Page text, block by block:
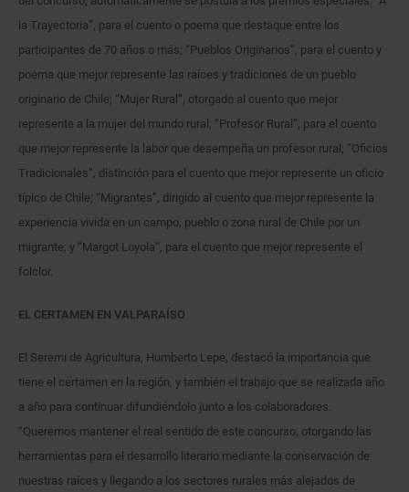
la Trayectoria”, para el cuento o poema que destaque entre los
participantes de 70 años o más; “Pueblos Originarios”, para el cuento y
poema que mejor represente las raíces y tradiciones de un pueblo
originario de Chile; “Mujer Rural”, otorgado al cuento que mejor
represente a la mujer del mundo rural; “Profesor Rural”, para el cuento
que mejor represente la labor que desempeña un profesor rural; “Oficios
Tradicionales”, distinción para el cuento que mejor represente un oficio
típico de Chile; “Migrantes”, dirigido al cuento que mejor represente la
experiencia vivida en un campo, pueblo o zona rural de Chile por un
migrante; y “Margot Loyola”, para el cuento que mejor represente el
folclor.
EL CERTAMEN EN VALPARAÍSO
El Seremi de Agricultura, Humberto Lepe, destacó la importancia que
tiene el certamen en la región, y también el trabajo que se realizada año
a año para continuar difundiéndolo junto a los colaboradores.
“Queremos mantener el real sentido de este concurso, otorgando las
herramientas para el desarrollo literario mediante la conservación de
nuestras raíces y llegando a los sectores rurales más alejados de